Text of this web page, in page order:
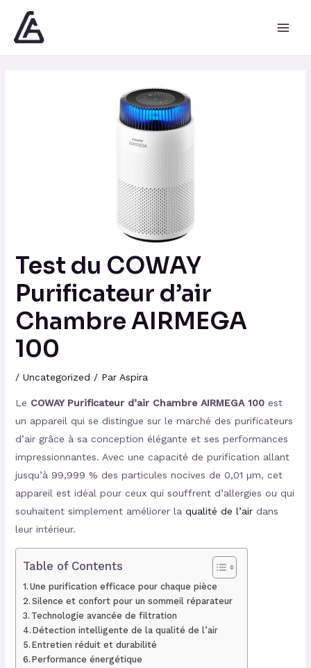
contenu
Test du COWAY
Purificateur d’air
Chambre AIRMEGA
100
/ Uncategorized / Par Aspira
Le COWAY Purificateur d’air Chambre AIRMEGA 100est
un appareil qui se distingue sur le marché des purificateurs
d’air grâce à sa conception élégante et ses performances
impressionnantes. Avec une capacité de purification allant
jusqu’à 99,999 % des particules nocives de 0,01 µm, cet
appareil est idéal pour ceux qui souffrent d’allergies ou qui
souhaitent simplement améliorer la qualité de l’airdans
leur intérieur.
Table of Contents
Une purification efficace pour chaque pièce
Silence et confort pour un sommeil réparateur
Technologie avancée de filtration
Détection intelligente de la qualité de l’air
Entretien réduit et durabilité
Performance énergétique
des
articles